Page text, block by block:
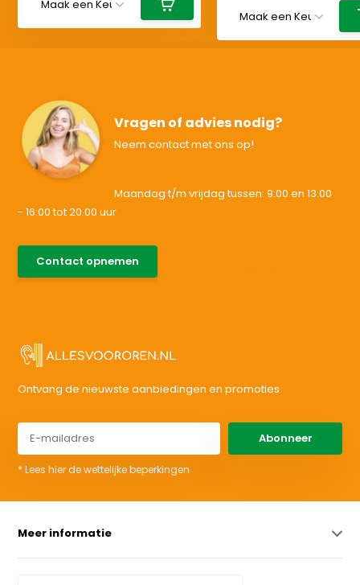
Vragen of advies nodig?
Neem contact met ons op!
Maandag t/m vrijdag tussen: 9:00 en 13:00
- 16:00 tot 20.00 uur
Contact opnemen
Ontvang de nieuwste aanbiedingen en promoties
Abonneer
* Lees hier de wettelijke beperkingen
Meer informatie